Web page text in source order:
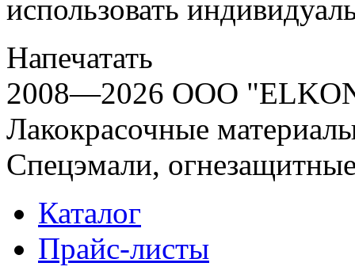
использовать
Напечатать
2008—2026 OOO
Лакокрасочные
Спецэмали,
Каталог
Прайс-листы